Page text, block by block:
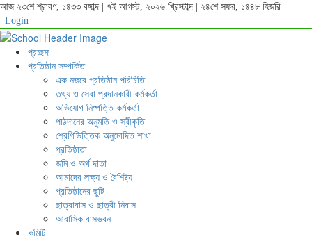
আজ ২৩শে শ্রাবণ, ১৪৩৩ বঙ্গাব্দ | ৭ই আগস্ট, ২০২৬ খ্রিস্টাব্দ | ২৪শে সফর, ১৪৪৮ হিজরি
Login
প্রচ্ছদ
প্রতিষ্ঠান সম্পর্কিত
এক নজরে প্রতিষ্ঠান পরিচিতি
তথ্য ও সেবা প্রদানকারী কর্মকর্তা
অভিযোগ নিষ্পত্তি কর্মকর্তা
পাঠদানের অনুমতি ও স্বীকৃতি
শ্রেণিভিত্তিক অনুমোদিত শাখা
প্রতিষ্ঠাতা
জমি ও অর্থ দাতা
আমাদের লক্ষ্য ও বৈশিষ্ট্য
প্রতিষ্ঠানের ছুটি
ছাত্রাবাস ও ছাত্রী নিবাস
আবাসিক বাসভবন
কমিটি